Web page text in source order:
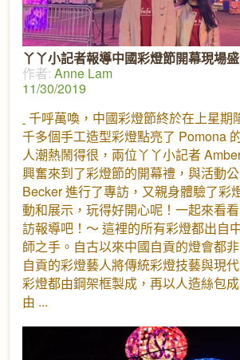
丫丫小記者報導中國彩燈節開幕現場
作者: Anne Lam
11/30/2019
千呼萬喚，中國彩燈節終於在上星期
千多個手工造型彩燈點亮了 Pomona
人潮熱鬧得很，兩位丫丫小記者
興奮來到了彩燈節的開幕禮，與活動
Becker 進行了專訪，又親身體驗了彩
動和展示，玩得好開心呢！一起來看
訪報導吧！～ 這裡的所有彩燈都出自
師之手。自古以來中國自貢的燈會都
自貢的彩燈藝人將傳統彩燈技藝與現
彩燈都由鋼架框製成，再以人造絲包
由